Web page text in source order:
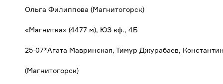
Ольга Филиппова (Магнитогорск)
«Магнитка» (4477 м), ЮЗ кф., 4Б
25-07*Агата Мавринская, Тимур Джурабаев,
(Магнитогорск)